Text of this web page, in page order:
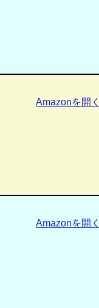
Amazonを開く
Amazonを開く